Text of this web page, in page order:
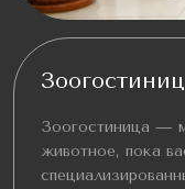
Зоогостиница —
животное, пока